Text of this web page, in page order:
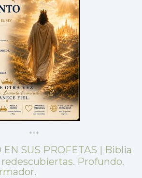
***
EN SUS PROFETAS | Biblia
Profundo.